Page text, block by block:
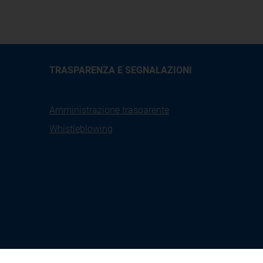
TRASPARENZA E SEGNALAZIONI
Amministrazione trasparente
Whistleblowing